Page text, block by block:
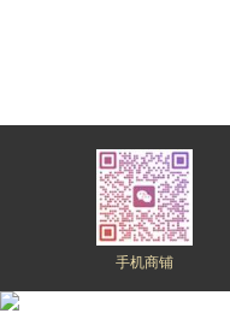
手机商铺